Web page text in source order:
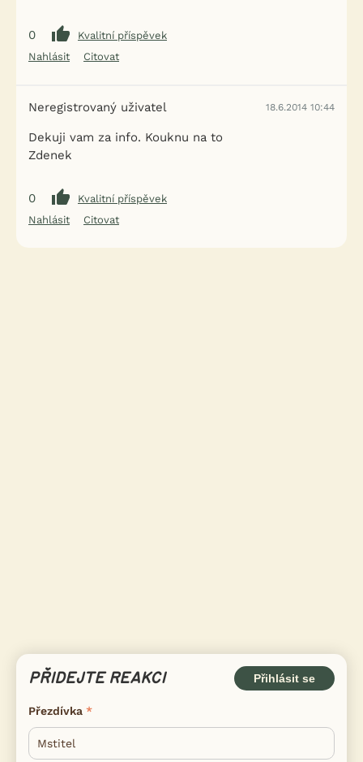
0
Kvalitní příspěvek
Nahlásit
Citovat
Neregistrovaný uživatel 18.6.2014 10:44
Dekuji vam za info. Kouknu na to
Zdenek
0
Kvalitní příspěvek
Nahlásit
Citovat
PŘIDEJTE REAKCI Přihlásit se
Přezdívka